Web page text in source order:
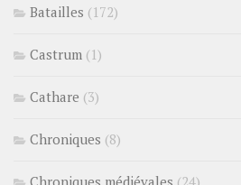
Batailles (172)
Castrum (1)
Cathare (3)
Chroniques (8)